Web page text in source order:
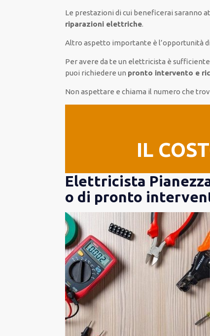
Le prestazioni di cui beneficerai saranno
riparazioni elettriche.
Altro aspetto importante è l’opportunità di
Per avereda te un elettricista è sufficiente
puoi richiedere un pronto intervento e
Non aspettare e chiama il numero che
IL
Elettricista
o di pronto